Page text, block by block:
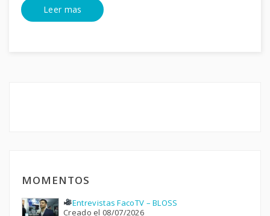
Leer mas
MOMENTOS
Entrevistas FacoTV – BLOSS
Creado el 08/07/2026